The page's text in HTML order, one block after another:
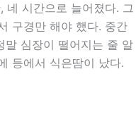
네 시간으로 늘어졌다. 그
구경만 해야 했다. 중간
말 심장이 떨어지는 줄 알
등에서 식은땀이 났다.